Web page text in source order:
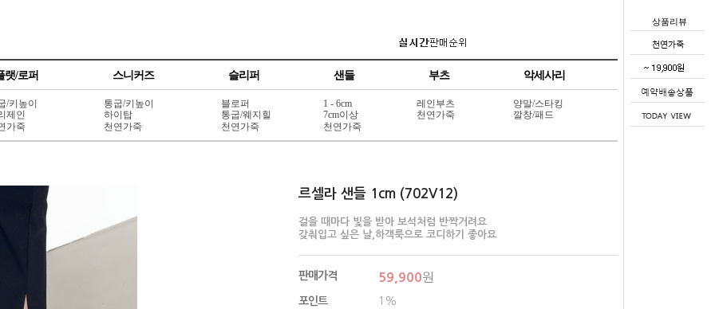
상품리뷰
랫/로퍼 스니커즈 슬리퍼 샌들 부츠 악세사리
/키높이
제인
가죽
통굽/키높이
하이탑
천연가죽
블로퍼
통굽/웨지힐
천연가죽
1 - 6cm
7cm이상
천연가죽
레인부츠
천연가죽
양말/스타킹
깔창/패드
르셀라 샌들 1cm (702V12)
걸을 때마다 빛을 받아 보석처럼 반짝거려요
갖춰입고 싶은 날,하객룩으로 코디하기 좋아요
판매가격 59,900원
포인트 1%